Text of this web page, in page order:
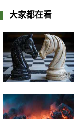
大家都在看